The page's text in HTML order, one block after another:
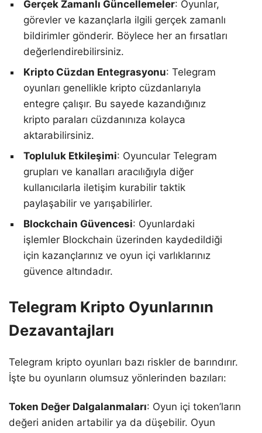
Gerçek Zamanlı Güncellemeler: Oyunlar,
görevler ve kazançlarla ilgili gerçek zamanlı
bildirimler gönderir. Böylece her an fırsatları
değerlendirebilirsiniz.
Kripto Cüzdan Entegrasyonu: Telegram
oyunları genellikle kripto cüzdanlarıyla
entegre çalışır. Bu sayede kazandığınız
kripto paraları cüzdanınıza kolayca
aktarabilirsiniz.
Topluluk Etkileşimi: Oyuncular Telegram
grupları ve kanalları aracılığıyla diğer
kullanıcılarla iletişim kurabilir taktik
paylaşabilir ve yarışabilirler.
Blockchain Güvencesi: Oyunlardaki
işlemler Blockchain üzerinden kaydedildiği
için kazançlarınız ve oyun içi varlıklarınız
güvence altındadır.
Telegram Kripto Oyunlarının
Dezavantajları
Telegram kripto oyunları bazı riskler de barındırır.
İşte bu oyunların olumsuz yönlerinden bazıları:
Token Değer Dalgalanmaları: Oyun içi token’ların
değeri aniden artabilir ya da düşebilir. Oyun